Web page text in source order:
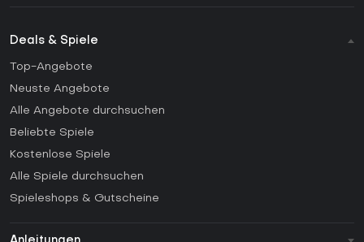
Deals & Spiele
Top-Angebote
Neuste Angebote
Alle Angebote durchsuchen
Beliebte Spiele
Kostenlose Spiele
Alle Spiele durchsuchen
Spieleshops & Gutscheine